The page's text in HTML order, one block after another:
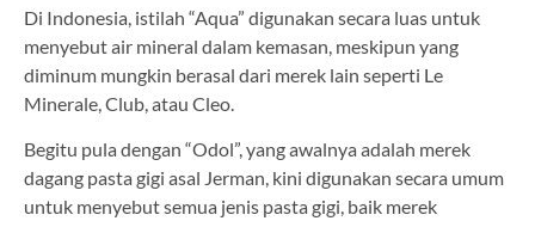
Di Indonesia, istilah “Aqua” digunakan secara luas untuk
menyebut air mineral dalam kemasan, meskipun yang
diminum mungkin berasal dari merek lain seperti Le
Minerale, Club, atau Cleo.
Begitu pula dengan “Odol”, yang awalnya adalah merek
dagang pasta gigi asal Jerman, kini digunakan secara umum
untuk menyebut semua jenis pasta gigi, baik merek